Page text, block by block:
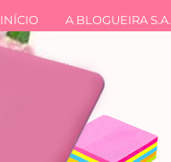
INÍCIO A BLOGUEIRA S.A.